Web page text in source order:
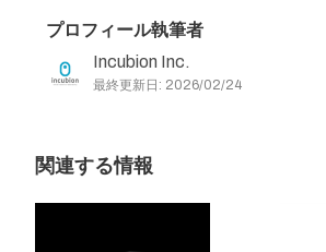
プロフィール執筆者
Incubion Inc.
最終更新日: 2026/02/24
関連する情報